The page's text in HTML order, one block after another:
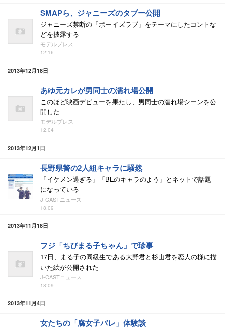
SMAPら、ジャニーズのタブー公開
ジャニーズ禁断の「ボーイズラブ」をテーマにしたコントな
どを披露する
モデルプレス
12:16
2013年12月18日
あゆ元カレが男同士の濡れ場公開
このほど映画デビューを果たし、男同士の濡れ場シーンを公
開した
モデルプレス
12:04
2013年12月1日
長野県警の2人組キャラに騒然
「イケメン過ぎる」「BLのキャラのよう」とネットで話題
になっている
J-CASTニュース
18:09
2013年11月18日
フジ「ちびまる子ちゃん」で珍事
17日、まる子の同級生である大野君と杉山君を恋人の様に描
いた絵が公開された
J-CASTニュース
18:09
2013年11月4日
女たちの「腐女子バレ」体験談